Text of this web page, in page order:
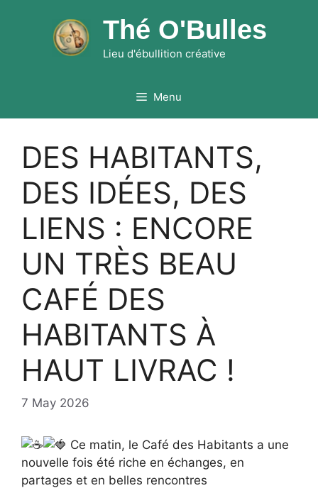
Thé O'Bulles
Lieu d'ébullition créative
Menu
DES HABITANTS,
DES IDÉES, DES
LIENS : ENCORE
UN TRÈS BEAU
CAFÉ DES
HABITANTS À
HAUT LIVRAC !
7 May 2026
Ce matin, le Café des Habitants a une
nouvelle fois été riche en échanges, en
partages et en belles rencontres